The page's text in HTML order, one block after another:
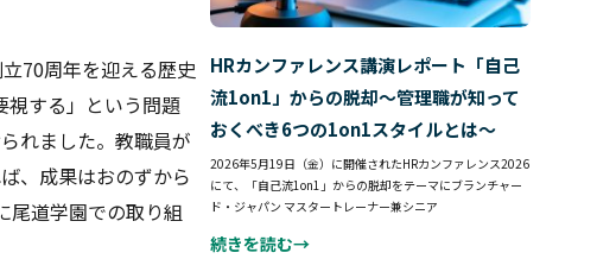
70周年を迎える歴史
視する」という問題
れました。教職員が
、成果はおのずから
尾道学園での取り組
HRカンファレンス講演レポート「自己
流1on1」からの脱却～管理職が知って
おくべき6つの1on1スタイルとは～
2026年5月19日（金）に開催されたHRカンファレンス2026
にて、「自己流1on1」からの脱却をテーマにブランチャー
ド・ジャパン マスタートレーナー兼シニア
続きを読む→